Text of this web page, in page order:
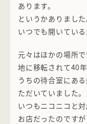
あります。
というかありました
いつでも開いている
元々はほかの場所
地に移転されて40年
うちの待合室にあ
ただいていました。
いつもニコニコと
お店だったのですが